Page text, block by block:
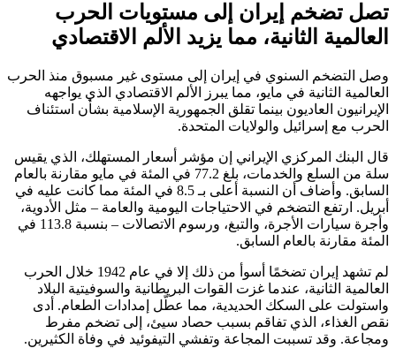
تصل تضخم إيران إلى مستويات الحرب
العالمية الثانية، مما يزيد الألم الاقتصادي
وصل التضخم السنوي في إيران إلى مستوى غير مسبوق منذ الحرب
العالمية الثانية في مايو، مما يبرز الألم الاقتصادي الذي يواجهه
الإيرانيون العاديون بينما تقلق الجمهورية الإسلامية بشأن استئناف
الحرب مع إسرائيل والولايات المتحدة.
قال البنك المركزي الإيراني إن مؤشر أسعار المستهلك، الذي يقيس
سلة من السلع والخدمات، بلغ 77.2 في المئة في مايو مقارنة بالعام
السابق. وأضاف أن النسبة أعلى بـ 8.5 في المئة مما كانت عليه في
أبريل. ارتفع التضخم في الاحتياجات اليومية والعامة – مثل الأدوية،
وأجرة سيارات الأجرة، والتبغ، ورسوم الاتصالات – بنسبة 113.8 في
المئة مقارنة بالعام السابق.
لم تشهد إيران تضخمًا أسوأ من ذلك إلا في عام 1942 خلال الحرب
العالمية الثانية، عندما غزت القوات البريطانية والسوفيتية البلاد
واستولت على السكك الحديدية، مما عطّل إمدادات الطعام. أدى
نقص الغذاء، الذي تفاقم بسبب حصاد سيئ، إلى تضخم مفرط
ومجاعة. وقد تسببت المجاعة وتفشي التيفوئيد في وفاة الكثيرين.